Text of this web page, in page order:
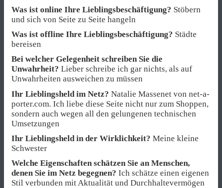
Was ist online Ihre Lieblingsbeschäftigung? Stöbern
und sich von Seite zu Seite hangeln
Was ist offline Ihre Lieblingsbeschäftigung? Städte
bereisen
Bei welcher Gelegenheit schreiben Sie die
Unwahrheit? Lieber schreibe ich gar nichts, als auf
Unwahrheiten ausweichen zu müssen
Ihr Lieblingsheld im Netz? Natalie Massenet von net-a-
porter.com. Ich liebe diese Seite nicht nur zum Shoppen,
sondern auch wegen all den gelungenen technischen
Umsetzungen
Ihr Lieblingsheld in der Wirklichkeit? Meine kleine
Schwester
Welche Eigenschaften schätzen Sie an Menschen,
denen Sie im Netz begegnen? Ich schätze einen eigenen
Stil verbunden mit Aktualität und Durchhaltevermögen